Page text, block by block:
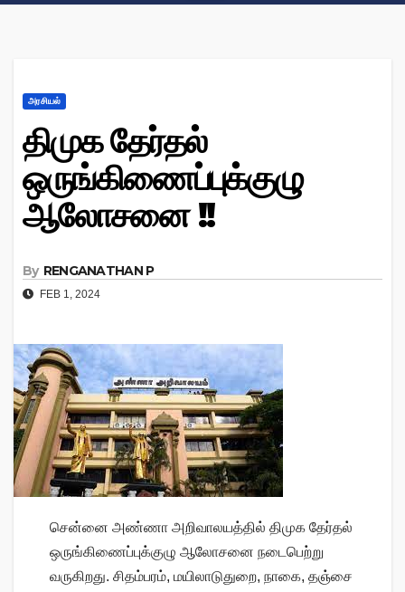
அரசியல்
திமுக தேர்தல்
ஒருங்கிணைப்புக்குழு
ஆலோசனை !!
By RENGANATHAN P
FEB 1, 2024
சென்னை அண்ணா அறிவாலயத்தில் திமுக தேர்தல்
ஒருங்கிணைப்புக்குழு ஆலோசனை நடைபெற்று
வருகிறது. சிதம்பரம், மயிலாடுதுறை, நாகை, தஞ்சை